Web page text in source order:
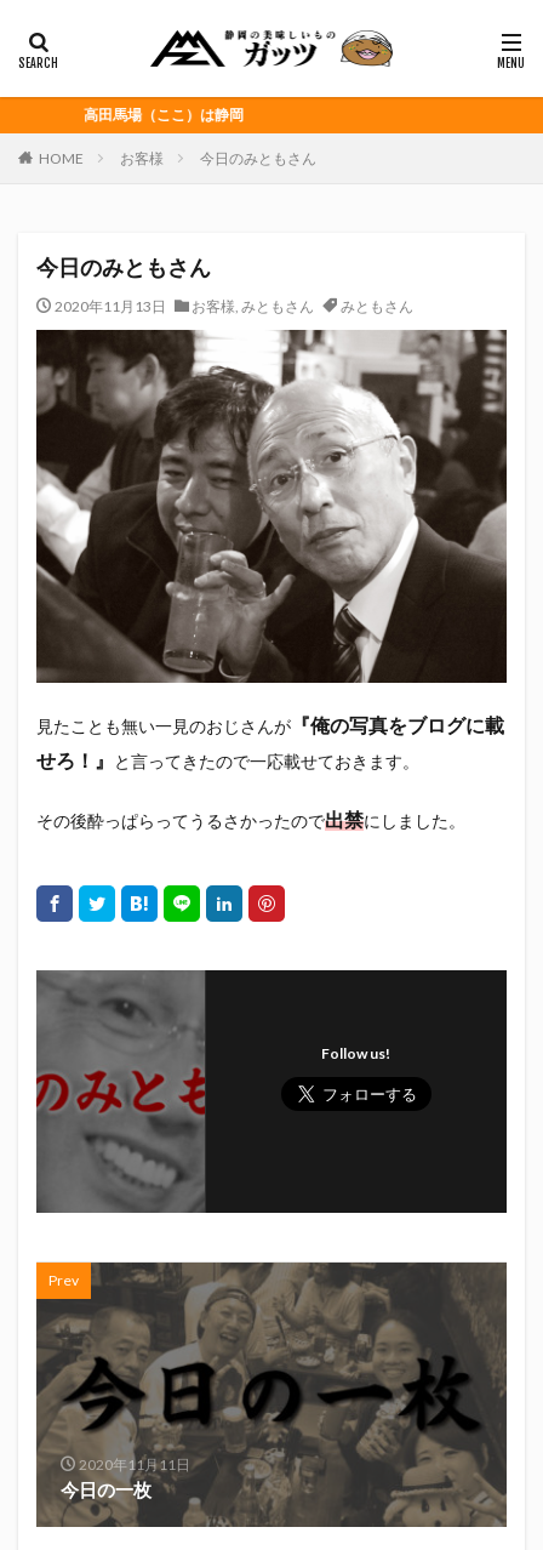
高田馬場（ここ）は静岡
HOME お客様 今日のみともさん
今日のみともさん
2020年11月13日 お客様, みともさん みともさん
見たことも無い一見のおじさんが 『俺の写真をブログに載
せろ！』
と言ってきたので一応載せておきます。
その後酔っぱらってうるさかったので出禁にしました。
Follow us!
Prev
2020年11月11日
今日の一枚
富士宮やきそば 桜えび 浜松餃子
Jリーグ
Repubrew
いわてグルージャ盛岡
うなぎパイ
うなぎ芋
おんな泣かせ
くふうハヤテベンチャーズ静岡
こっこ
たけしの挑戦状
たけし軍団
ちびまる子
どんどん
はごろもフーズ みかん
みともさん
アスルクラロ沼津
アビスパ福岡
アマンド娘
イカゲーム
インチキおじさん
エスエスケイフーズ
エスパルス登山部
エルゴラッソ
オレンジデイズ
カップヌードル
カツオ カミュ
ガッツ星人
ガンダム
キンミヤ クリアソン新宿
サウナしきじ
サガン鳥栖
サッポロビール
ジェフユナイテッド市原・千葉
ジュビロ磐田
セレッソ大阪
ダーツ トリイソース
バリ勝男クン。
パルちゃん
パワー
ベアードビール
ベルテックス静岡
ペニーゆうすけ
ホッピー
三和酒造
三遠ネオフェニックス
伊東市
伊藤食品
初亀
初亀醸造 勉三さん
勝俣州和
吉田義元
名古屋グランパス
呼び込み君
埼玉西武ライオンズ
堀内謙伍
大村屋酒造場
宝塚記念
宮崎本店
富士宮やきそば
富士正酒造
富士錦 富士錦酒造
小野友樹
山とおでん
山下メロン園
川崎フロンターレ
平喜酒造
御殿場豆腐 志太泉酒造
日常
日本酒
日清 春華堂
春風亭昇太
木村飲料
杉井酒造
杉錦酒造
東レアローズ静岡
桜まつり
森本酒造